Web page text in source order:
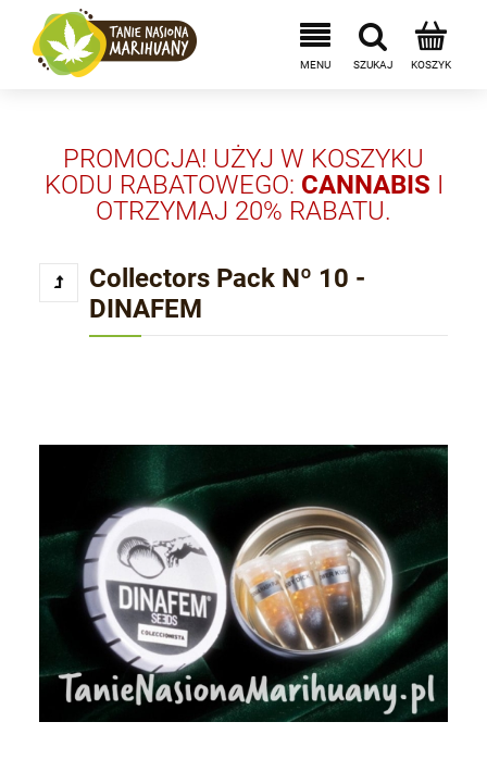
PROMOCJA! UŻYJ W KOSZYKU
KODU RABATOWEGO: CANNABIS I
OTRZYMAJ 20% RABATU.
Collectors Pack Nº 10 -
DINAFEM